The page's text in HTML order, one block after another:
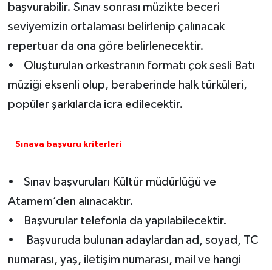
başvurabilir. Sınav sonrası müzikte beceri
seviyemizin ortalaması belirlenip çalınacak
repertuar da ona göre belirlenecektir.
• Oluşturulan orkestranın formatı çok sesli Batı
müziği eksenli olup, beraberinde halk türküleri,
popüler şarkılarda icra edilecektir.
Sınava başvuru kriterleri
• Sınav başvuruları Kültür müdürlüğü ve
Atamem’den alınacaktır.
• Başvurular telefonla da yapılabilecektir.
• Başvuruda bulunan adaylardan ad, soyad, TC
numarası, yaş, iletişim numarası, mail ve hangi